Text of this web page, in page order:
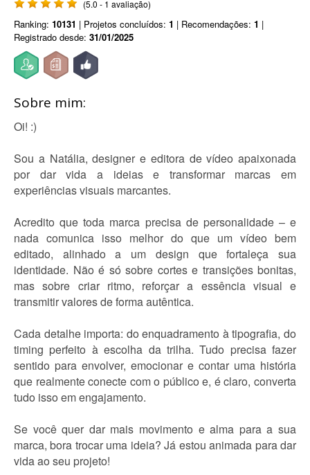
(5.0 - 1 avaliação)
Ranking: 10131 | Projetos concluídos: 1 | Recomendações: 1 |
Registrado desde: 31/01/2025
Sobre mim:
Oi! :)
Sou a Natália, designer e editora de vídeo apaixonada
por dar vida a ideias e transformar marcas em
experiências visuais marcantes.
Acredito que toda marca precisa de personalidade – e
nada comunica isso melhor do que um vídeo bem
editado, alinhado a um design que fortaleça sua
identidade. Não é só sobre cortes e transições bonitas,
mas sobre criar ritmo, reforçar a essência visual e
transmitir valores de forma autêntica.
Cada detalhe importa: do enquadramento à tipografia, do
timing perfeito à escolha da trilha. Tudo precisa fazer
sentido para envolver, emocionar e contar uma história
que realmente conecte com o público e, é claro, converta
tudo isso em engajamento.
Se você quer dar mais movimento e alma para a sua
marca, bora trocar uma ideia? Já estou animada para dar
vida ao seu projeto!